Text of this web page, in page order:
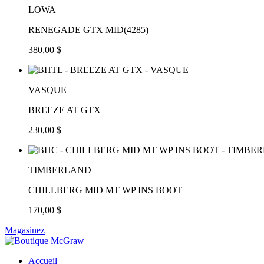
LOWA
RENEGADE GTX MID(4285)
380,00 $
VASQUE
BREEZE AT GTX
230,00 $
TIMBERLAND
CHILLBERG MID MT WP INS BOOT
170,00 $
Magasinez
Accueil